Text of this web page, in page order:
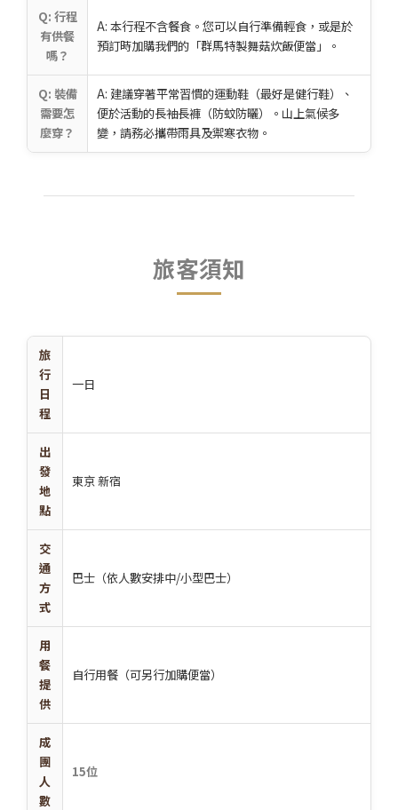
Q: 行程
有供餐
嗎？
A: 本行程不含餐食。您可以自行準備輕食，或是於
預訂時加購我們的「群馬特製舞菇炊飯便當」。
Q: 裝備
需要怎
麼穿？
A: 建議穿著平常習慣的運動鞋（最好是健行鞋）、
便於活動的長袖長褲（防蚊防曬）。山上氣候多
變，請務必攜帶雨具及禦寒衣物。
旅客須知
旅
行
日
程
一日
出
發
地
點
東京 新宿
交
通
方
式
巴士（依人數安排中/小型巴士）
用
餐
提
供
自行用餐（可另行加購便當）
成
團
人
數
15位